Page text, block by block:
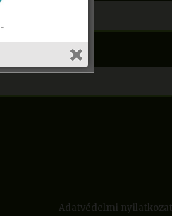
Adatvédelmi